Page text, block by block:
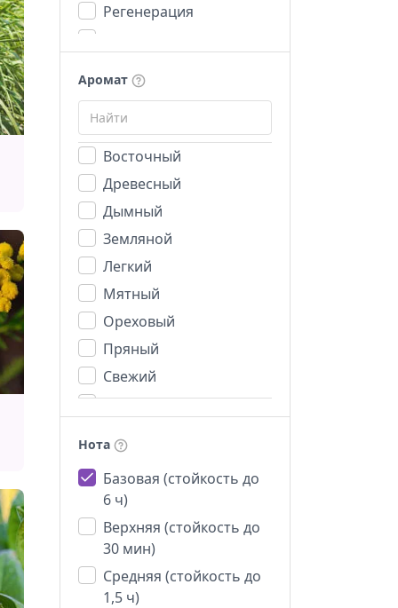
Регенерация
Увлажнение
Успокоительное
Аромат
Восточный
Древесный
Дымный
Земляной
Легкий
Мятный
Ореховый
Пряный
Свежий
Сильный
Теплый
Терпкий
Травяной
Фруктовый
Хвойный
Цветочный
Нота
Базовая (стойкость до
6 ч)
Верхняя (стойкость до
30 мин)
Средняя (стойкость до
1,5 ч)